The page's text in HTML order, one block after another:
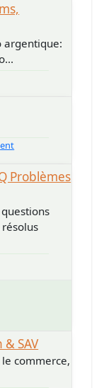
argentique:
Problèmes
SAV
commerce,